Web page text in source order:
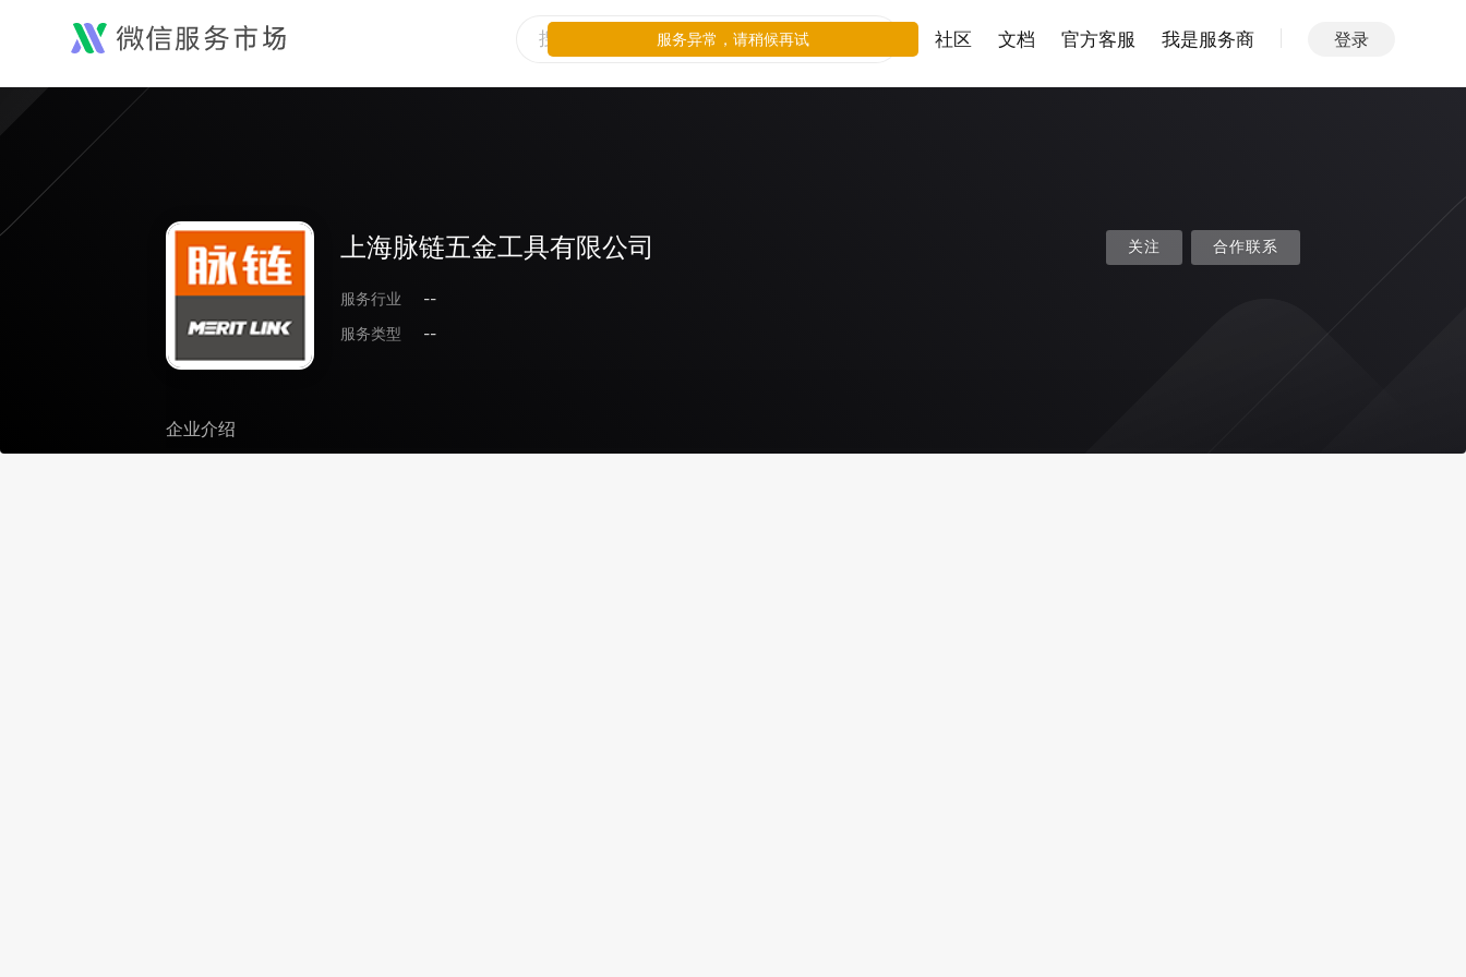
社区 文档 官方客服 我是服务商 登录
上海脉链五金工具有限公司
服务行业
--
服务类型
--
关注 合作联系
企业介绍
服务异常，请稍候再试